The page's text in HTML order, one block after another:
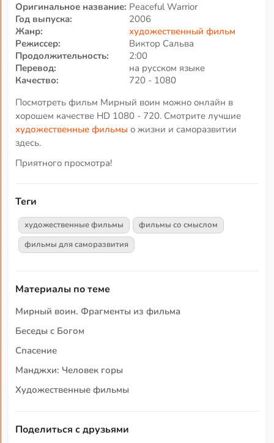
Оригинальное название: Peaceful Warrior
Год выпуска:
2006
Жанр:
художественный фильм
Режиссер:
Виктор Сальва
Продолжительность:
2:00
Перевод:
на русском языке
Качество:
720 - 1080
Посмотреть фильм Мирный воин можно онлайн в
хорошем качестве HD 1080 - 720. Смотрите лучшие
художественные фильмы о жизни и саморазвитии
здесь.
Приятного просмотра!
Теги
художественные фильмы
фильмы со смыслом
фильмы для саморазвития
Материалы по теме
Мирный воин. Фрагменты из фильма
Беседы с Богом
Спасение
Манджхи: Человек горы
Художественные фильмы
Поделиться с друзьями